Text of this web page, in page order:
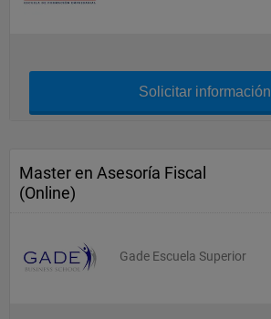
Solicitar información
Master en Asesoría Fiscal
(Online)
Gade Escuela Superior